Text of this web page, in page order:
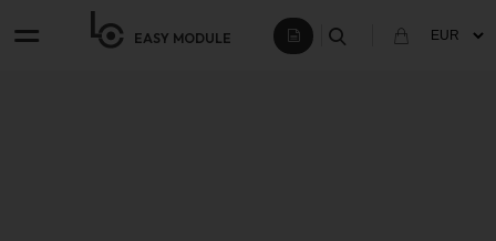
EASY MODULE